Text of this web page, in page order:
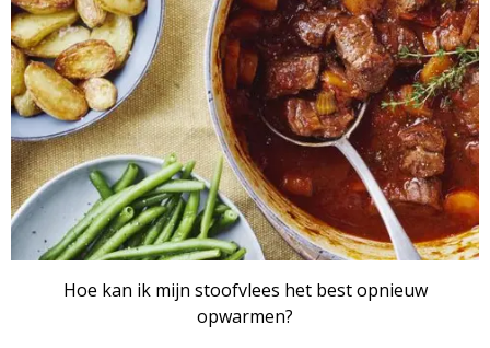
Hoe kan ik mijn stoofvlees het best opnieuw
opwarmen?